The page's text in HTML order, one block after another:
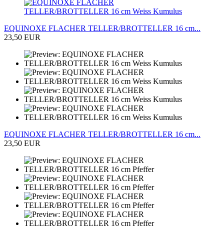
EQUINOXE FLACHER TELLER/BROTTELLER 16 cm...
23,50 EUR
EQUINOXE FLACHER TELLER/BROTTELLER 16 cm...
23,50 EUR